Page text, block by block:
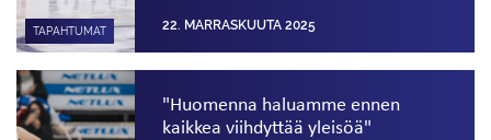
TAPAHTUMAT 22. MARRASKUUTA 2025
"Huomenna haluamme ennen
kaikkea viihdyttää yleisöä"